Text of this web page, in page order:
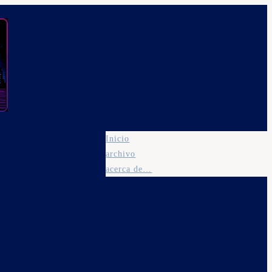
Inicio
archivo
acerca de…